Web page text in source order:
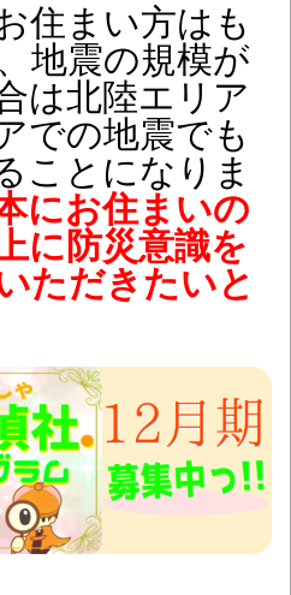
住まい方はも
地震の規模が
は北陸エリア
での地震でも
ことになりま
にお住まいの
に防災意識を
ただきたいと